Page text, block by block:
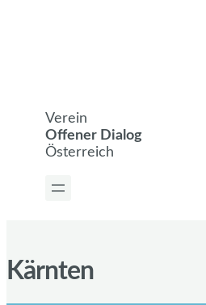
Verein
Offener Dialog
Österreich
Kärnten